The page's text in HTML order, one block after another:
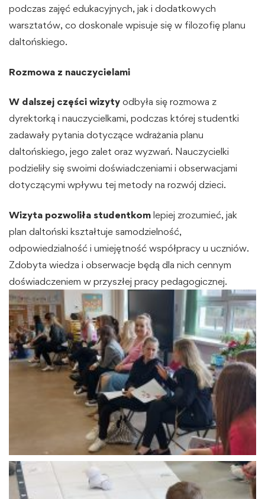
podczas zajęć edukacyjnych, jak i dodatkowych
warsztatów, co doskonale wpisuje się w filozofię planu
daltońskiego.
Rozmowa z nauczycielami
W dalszej części wizyty odbyła się rozmowa z
dyrektorką i nauczycielkami, podczas której studentki
zadawały pytania dotyczące wdrażania planu
daltońskiego, jego zalet oraz wyzwań. Nauczycielki
podzieliły się swoimi doświadczeniami i obserwacjami
dotyczącymi wpływu tej metody na rozwój dzieci.
Wizyta pozwoliła studentkom lepiej zrozumieć, jak
plan daltoński kształtuje samodzielność,
odpowiedzialność i umiejętność współpracy u uczniów.
Zdobyta wiedza i obserwacje będą dla nich cennym
doświadczeniem w przyszłej pracy pedagogicznej.